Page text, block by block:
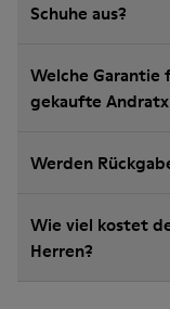
Schuhe aus?
Welche Garantie
gekaufte
Werden
Wie viel kostet
Herren?